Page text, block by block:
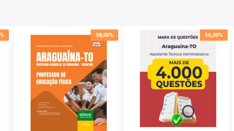
38,00% 56,00%